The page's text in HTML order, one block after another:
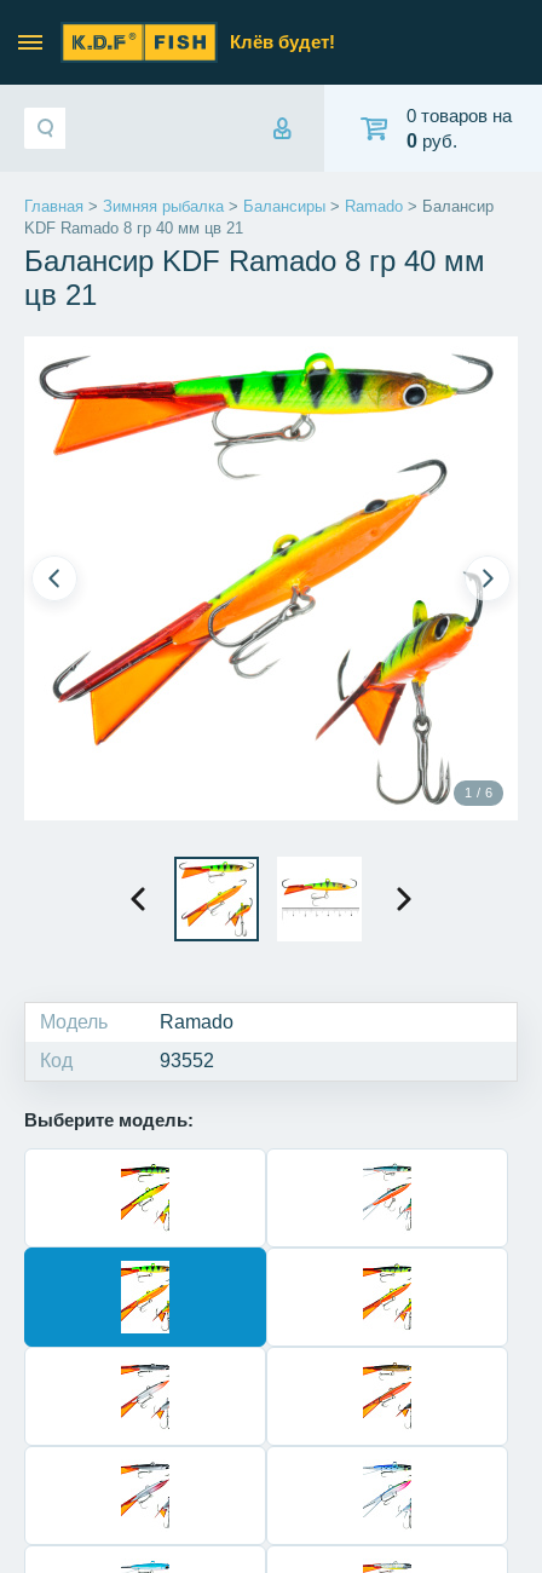
Клёв будет!
0 товаров на
0 руб.
Главная > Зимняя рыбалка> Балансиры > Ramado > Балансир
KDF Ramado 8 гр 40 мм цв 21
Балансир KDF Ramado 8 гр 40 мм
цв 21
1 / 6
Модель
Ramado
Код
93552
Выберите модель: